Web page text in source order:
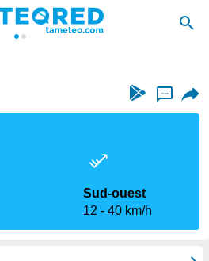
...
Sud-ouest
12
40 km/h